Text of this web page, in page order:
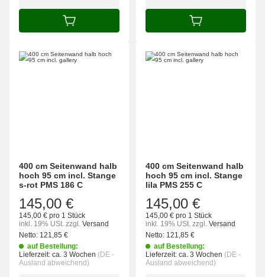
IN DEN WARENKORB IN DEN
400 cm Seitenwand halb
hoch 95 cm incl. Stange
s-rot PMS 186 C
145,00 €
145,00 € pro 1 Stück
inkl. 19% USt. zzgl. Versand
Netto: 121,85 €
auf Bestellung:
Lieferzeit: ca. 3 Wochen (DE -
Ausland abweichend)
400 cm Seitenwand halb
hoch 95 cm incl. Stange
lila PMS 255 C
145,00 €
145,00 € pro 1 Stück
inkl. 19% USt. zzgl. Versand
Netto: 121,85 €
auf Bestellung:
Lieferzeit: ca. 3 Wochen (DE -
Ausland abweichend)